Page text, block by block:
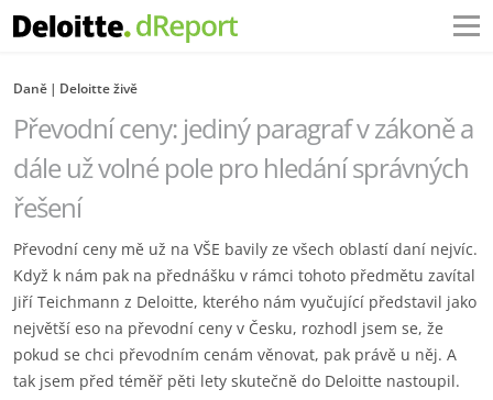
Daně Deloitte živě
Převodní ceny: jediný paragraf v zákoně a
dále už volné pole pro hledání správných
řešení
Převodní ceny mě už na VŠE bavily ze všech oblastí daní nejvíc.
Když k nám pak na přednášku v rámci tohoto předmětu zavítal
Jiří Teichmann z Deloitte, kterého nám vyučující představil jako
největší eso na převodní ceny v Česku, rozhodl jsem se, že
pokud se chci převodním cenám věnovat, pak právě u něj. A
tak jsem před téměř pěti lety skutečně do Deloitte nastoupil.